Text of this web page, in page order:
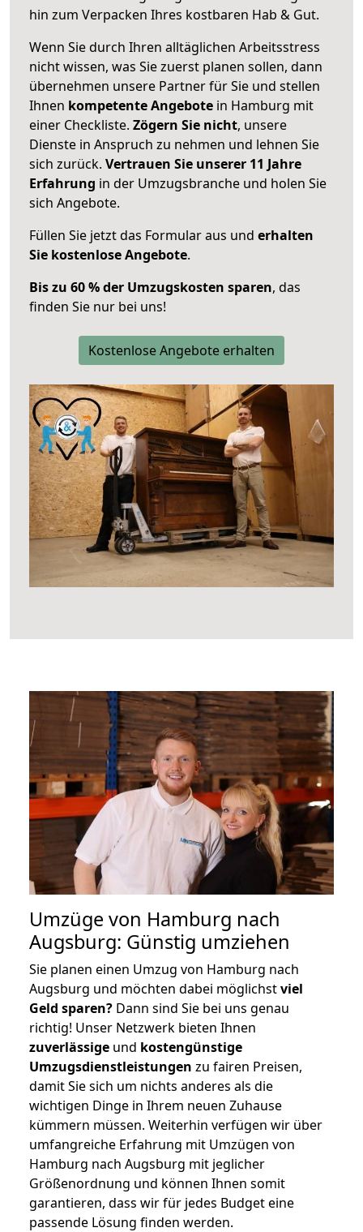
hin zum Verpacken Ihres kostbaren Hab & Gut.
Wenn Sie durch Ihren alltäglichen Arbeitsstress
nicht wissen, was Sie zuerst planen sollen, dann
übernehmen unsere Partner für Sie und stellen
Ihnen kompetente Angebote in Hamburg mit
einer Checkliste. Zögern Sie nicht, unsere
Dienste in Anspruch zu nehmen und lehnen Sie
sich zurück. Vertrauen Sie unserer 11 Jahre
Erfahrung in der Umzugsbranche und holen Sie
sich Angebote.
Füllen Sie jetzt das Formular aus und erhalten
Sie kostenlose Angebote.
Bis zu 60 % der Umzugskosten sparen, das
finden Sie nur bei uns!
Kostenlose Angebote erhalten
Umzüge von Hamburg nach
Augsburg: Günstig umziehen
Sie planen einen Umzug von Hamburg nach
Augsburg und möchten dabei möglichstviel
Geld sparen? Dann sind Sie bei uns genau
richtig! Unser Netzwerk bieten Ihnen
zuverlässige und kostengünstige
Umzugsdienstleistungen zu fairen Preisen,
damit Sie sich um nichts anderes als die
wichtigen Dinge in Ihrem neuen Zuhause
kümmern müssen. Weiterhin verfügen wir über
umfangreiche Erfahrung mit Umzügen von
Hamburg nach Augsburg mit jeglicher
Größenordnung und können Ihnen somit
garantieren, dass wir für jedes Budget eine
passende Lösung finden werden.